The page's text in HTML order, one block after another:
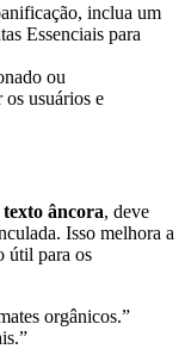
inclua um
Essenciais para
ou
usuários e
texto âncora, deve
Isso melhora a
útil para os
orgânicos.”